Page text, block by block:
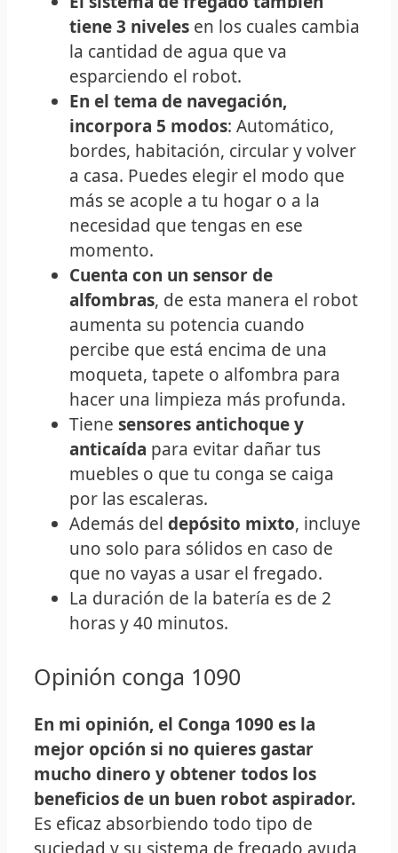
tiene 3 niveles en los cuales cambia
la cantidad de agua que va
esparciendo el robot.
En el tema de navegación,
incorpora 5 modos: Automático,
bordes, habitación, circular y volver
a casa. Puedes elegir el modo que
más se acople a tu hogar o a la
necesidad que tengas en ese
momento.
Cuenta con un sensor de
alfombras, de esta manera el robot
aumenta su potencia cuando
percibe que está encima de una
moqueta, tapete o alfombra para
hacer una limpieza más profunda.
Tiene sensores antichoque y
anticaída para evitar dañar tus
muebles o que tu conga se caiga
por las escaleras.
Además del depósito mixto, incluye
uno solo para sólidos en caso de
que no vayas a usar el fregado.
La duración de la batería es de 2
horas y 40 minutos.
Opinión conga 1090
En mi opinión, el Conga 1090 es la
mejor opción si no quieres gastar
mucho dinero y obtener todos los
beneficios de un buen robot aspirador.
Es eficaz absorbiendo todo tipo de